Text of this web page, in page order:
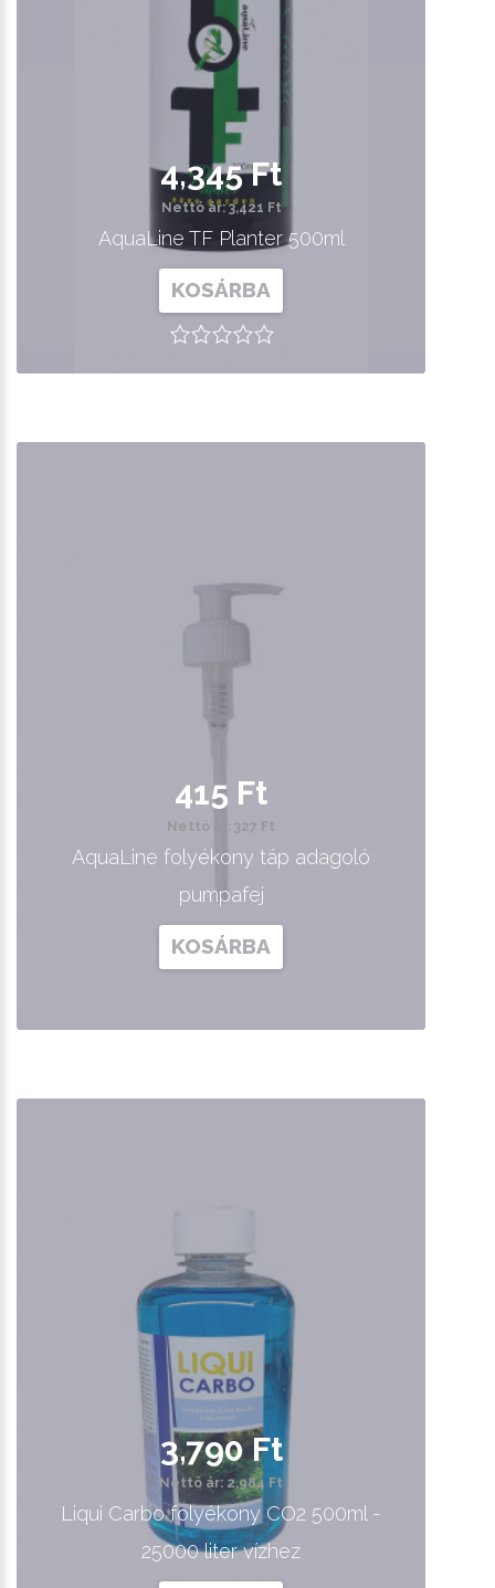
4,345 Ft
Nettó ár: 3,421 Ft
AquaLine TF Planter 500ml
KOSÁRBA
415 Ft
Nettó ár: 327 Ft
AquaLine folyékony táp adagoló
pumpafej
KOSÁRBA
3,790 Ft
Nettó ár: 2,984 Ft
Liqui Carbo folyékony CO2 500ml -
25000 liter vízhez